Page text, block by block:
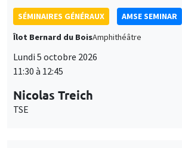
SÉMINAIRES GÉNÉRAUX
AMSE SEMINAR
Îlot Bernard du BoisAmphithéâtre
Lundi 5 octobre 2026
11:30 à 12:45
Nicolas Treich
TSE